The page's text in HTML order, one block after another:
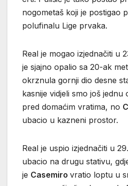
nogometaš koji je postigao
polufinalu Lige prvaka.
Real je mogao izjednačiti u
je sjajno opalio sa 20-ak
okrznula gornji dio desne
kasnije vidjeli smo još jednu
pred domaćim vratima, no
ubacio u kazneni prostor.
Real je uspio izjednačiti u
ubacio na drugu stativu,
je Casemiro vratio loptu u